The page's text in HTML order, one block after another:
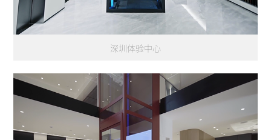
深圳体验中心